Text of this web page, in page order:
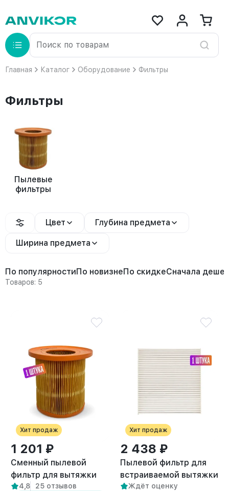
Главная Каталог Оборудование Фильтры
Фильтры
Пылевые
фильтры
Цвет Глубина предмета
Ширина предмета
По популярностиПо новизнеПо скидкеСначала
Товаров: 5
Хит продаж
1 201 ₽
Сменный пылевой
фильтр для вытяжки
DUO 1 шт
4,8
25 отзывов
Хит продаж
2 438 ₽
Пылевой фильтр для
встраиваемой вытяжки
Anvikor FLOW
Ждёт оценку